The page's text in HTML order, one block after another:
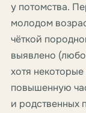
у потомства.
молодом
чёткой
выявлено
хотя
повышенную
и родственных